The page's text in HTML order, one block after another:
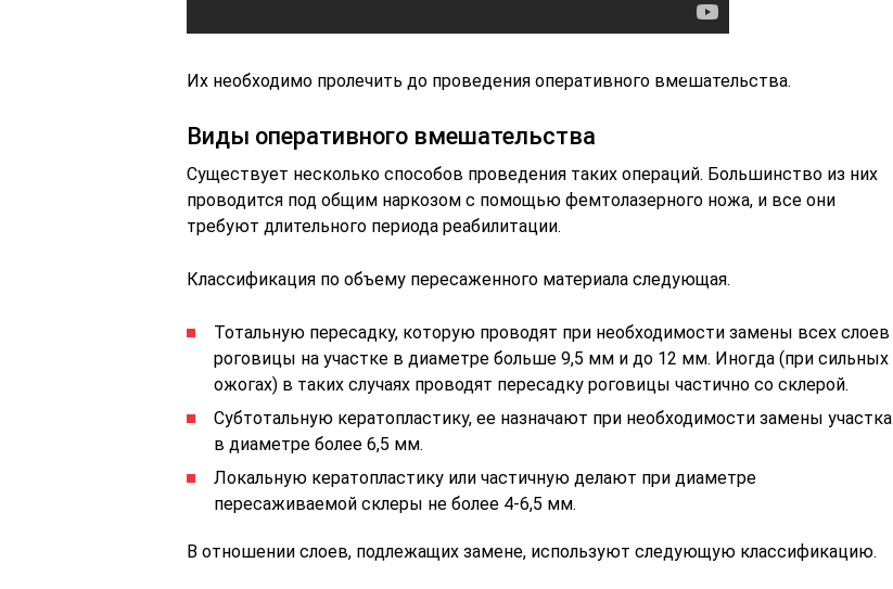
Их необходимо пролечить до проведения оперативного вмешательства.
Виды оперативного вмешательства
Существует несколько способов проведения таких операций. Большинство из них
проводится под общим наркозом с помощью фемтолазерного ножа, и все они
требуют длительного периода реабилитации.
Классификация по объему пересаженного материала следующая.
Тотальную пересадку, которую проводят при необходимости замены всех слоев
роговицы на участке в диаметре больше 9,5 мм и до 12 мм. Иногда (при сильных
ожогах) в таких случаях проводят пересадку роговицы частично со склерой.
Субтотальную кератопластику, ее назначают при необходимости замены участка
в диаметре более 6,5 мм.
Локальную кератопластику или частичную делают при диаметре
пересаживаемой склеры не более 4-6,5 мм.
В отношении слоев, подлежащих замене, используют следующую классификацию.